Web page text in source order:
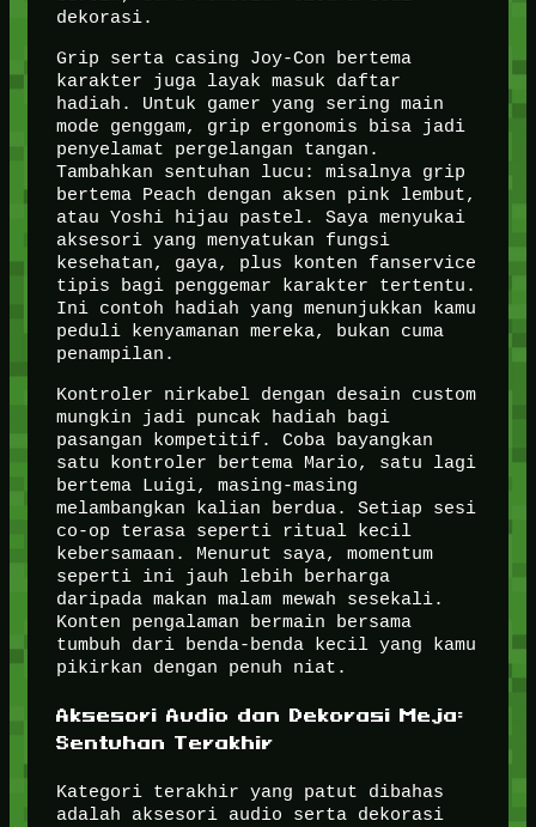
dekorasi.
Grip serta casing Joy-Con bertema
karakter juga layak masuk daftar
hadiah. Untuk gamer yang sering main
mode genggam, grip ergonomis bisa jadi
penyelamat pergelangan tangan.
Tambahkan sentuhan lucu: misalnya grip
bertema Peach dengan aksen pink lembut,
atau Yoshi hijau pastel. Saya menyukai
aksesori yang menyatukan fungsi
kesehatan, gaya, plus konten fanservice
tipis bagi penggemar karakter tertentu.
Ini contoh hadiah yang menunjukkan kamu
peduli kenyamanan mereka, bukan cuma
penampilan.
Kontroler nirkabel dengan desain custom
mungkin jadi puncak hadiah bagi
pasangan kompetitif. Coba bayangkan
satu kontroler bertema Mario, satu lagi
bertema Luigi, masing-masing
melambangkan kalian berdua. Setiap sesi
co-op terasa seperti ritual kecil
kebersamaan. Menurut saya, momentum
seperti ini jauh lebih berharga
daripada makan malam mewah sesekali.
Konten pengalaman bermain bersama
tumbuh dari benda-benda kecil yang kamu
pikirkan dengan penuh niat.
Aksesori Audio dan Dekorasi Meja:
Sentuhan Terakhir
Kategori terakhir yang patut dibahas
adalah aksesori audio serta dekorasi